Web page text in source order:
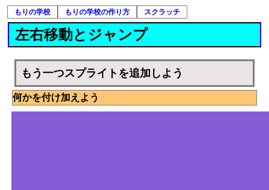
もりの学校 もりの学校の作り方 スクラッチ
左右移動とジャンプ
もう一つスプライトを追加しよう
何かを付け加えよう